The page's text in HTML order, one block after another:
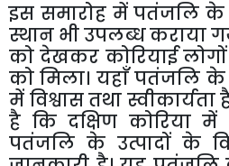
इस समारोह में पतंजलि के
स्थान भीउपलब्धकराया
को देखकर कोरियाई लोगों
को मिला। यहाँ पतंजलि के
में विश्वासतथा स्वीकार्यता
है कि दक्षिण कोरिया में
पतंजलि के उत्पादों के